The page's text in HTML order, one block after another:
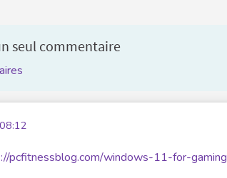
seul commentaire
pcfitnessblog.com/windows-11-for-gaming